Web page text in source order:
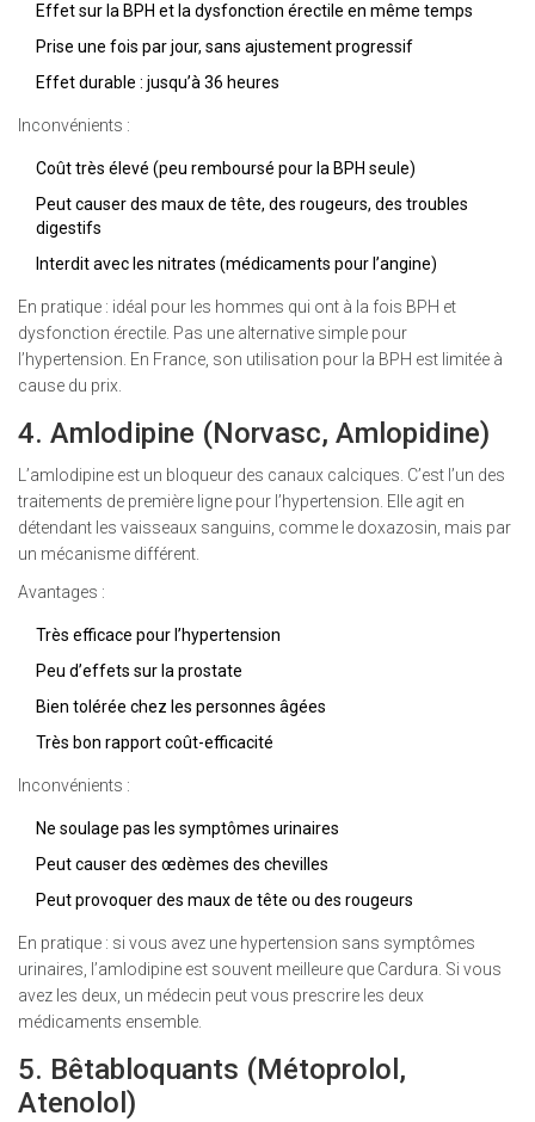
Effet sur la BPH et la dysfonction érectile en même temps
Prise une fois par jour, sans ajustement progressif
Effet durable : jusqu’à 36 heures
Inconvénients :
Coût très élevé (peu remboursé pour la BPH seule)
Peut causer des maux de tête, des rougeurs, des troubles
digestifs
Interdit avec les nitrates (médicaments pour l’angine)
En pratique : idéal pour les hommes qui ont à la fois BPH et
dysfonction érectile. Pas une alternative simple pour
l’hypertension. En France, son utilisation pour la BPH est limitée à
cause du prix.
4. Amlodipine (Norvasc, Amlopidine)
L’amlodipine est un bloqueur des canaux calciques. C’est l’un des
traitements de première ligne pour l’hypertension. Elle agit en
détendant les vaisseaux sanguins, comme le doxazosin, mais par
un mécanisme différent.
Avantages :
Très efficace pour l’hypertension
Peu d’effets sur la prostate
Bien tolérée chez les personnes âgées
Très bon rapport coût-efficacité
Inconvénients :
Ne soulage pas les symptômes urinaires
Peut causer des œdèmes des chevilles
Peut provoquer des maux de tête ou des rougeurs
En pratique : si vous avez une hypertension sans symptômes
urinaires, l’amlodipine est souvent meilleure que Cardura. Si vous
avez les deux, un médecin peut vous prescrire les deux
médicaments ensemble.
5. Bêtabloquants (Métoprolol,
Atenolol)